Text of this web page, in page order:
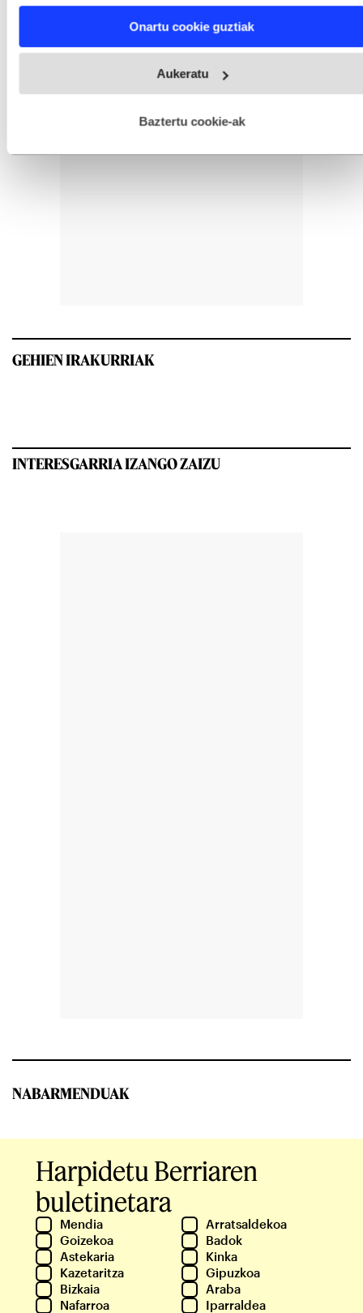
and set your preferences in thedetails section
fitxategiak erabiltzen ditu. Zure esperientzia eta zerbitzuak
esplizitua ematen diguzu.Gehiago irakurri
Onartu cookie guztiak
Aukeratu
Baztertu cookie-ak
GEHIEN IRAKURRIAK
INTERESGARRIA IZANGO ZAIZU
NABARMENDUAK
Harpidetu Berriaren
buletinetara
Mendia
Arratsaldekoa
Goizekoa
Badok
Astekaria
Kinka
Kazetaritza
Gipuzkoa
Bizkaia
Araba
Nafarroa
Iparraldea